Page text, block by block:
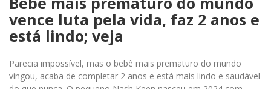
vence luta pela vida, faz 2 anos e
está lindo; veja
Parecia impossível, mas o bebê mais prematuro do mundo
vingou, acaba de completar 2 anos e está mais lindo e saudável